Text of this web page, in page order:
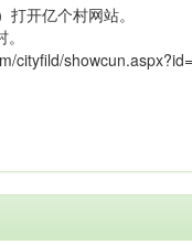
开亿个村网站。